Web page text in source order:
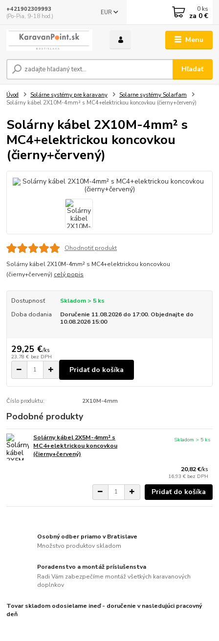
Menu
EUR
Hľadať
+421902309993
(Po-Pia, 9-18 hod.)
0 ks
za 0 €
Úvod Solárne systémy pre karavany
Solarne systémy Solarfam
Solárny kábel 2X10M-4mm² s MC4+elektrickou koncovkou (čierny+červený)
Solárny kábel 2X10M-4mm² s
MC4+elektrickou koncovkou
(čierny+červený)
Ohodnotiť produkt
Solárny kábel 2X10M-4mm² s MC4+elektrickou koncovkou
(čierny+červený) celý popis
Dostupnosť
Skladom > 5 ks
Doba dodania
Doručenie 11.08.2026 do 17:00. Objednajte do
10.08.2026 15:00
29,25 €/ks
23,78 € bez DPH
Pridať do košíka
Číslo produktu: 2X10M-4mm
Podobné produkty
Solárny kábel 2X5M-4mm² s
MC4+elektrickou koncovkou
(čierny+červený)
20,82 €/ks
16,93 € bez DPH
Skladom > 5 ks
Pridať do košíka
Osobný odber priamo v Bratislave
Množstvo produktov skladom
Poradenstvo a montáž príslušenstva
Radi Vám zabezpečíme montáž všetkých karavanových
doplnkov
Tovar skladom odosielame ineď - doručenie v nasledujúci pracovný
deň